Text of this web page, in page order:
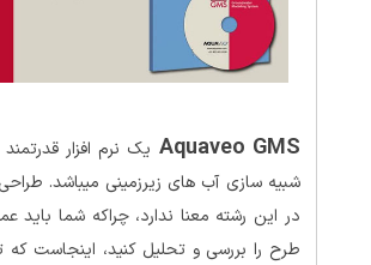
Aquaveo GMS یک نرم افزار
شبیه سازی آب های زیرزمینی میباشد.
در این رشته معنا ندارد، چراکه شما باید
طرح را بررسی و تحلیل کنید، اینجاست که